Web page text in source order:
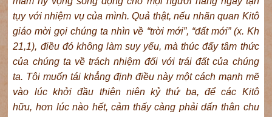
tụy với nhiệm vụ của mình. Quả thật, nếu nhãn quan Kitô
giáo mời gọi chúng ta nhìn về “trời mới”, “đất mới” (x. Kh
21,1), điều đó không làm suy yếu, mà thúc đẩytâm thức
của chúng ta về trách nhiệm đối với trái đất của chúng
ta. Tôi muốn tái khẳng định điều này một cách mạnh mẽ
vào lúc khởi đầu thiên niên kỷ thứ ba, để các Kitô
hữu, hơn lúc nào hết, cảm thấy càng phải dấn thân chu